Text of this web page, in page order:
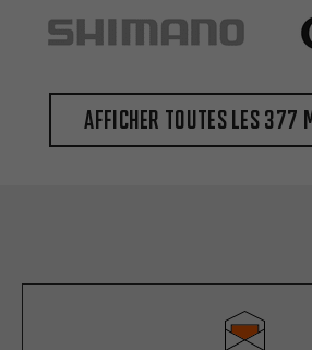
Afficher toutes les 377